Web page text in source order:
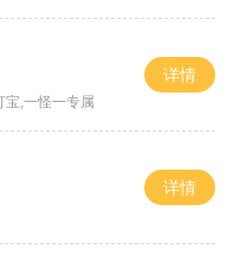
宝,一怪一专属
详情
详情